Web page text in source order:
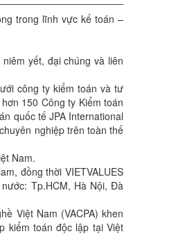
trong lĩnh vực kế toán –
yết, đại chúng và liên
công ty kiểm toán và tư
150 Công ty Kiểm toán
quốc tế JPA International
nghiệp trên toàn thế
Nam.
đồng thời VIETVALUES
Tp.HCM, Hà Nội, Đà
Việt Nam (VACPA) khen
kiểm toán độc lập tại Việt